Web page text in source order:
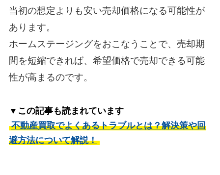
当初の想定よりも安い売却価格になる可能性が
あります。
ホームステージングをおこなうことで、売却期
間を短縮できれば、希望価格で売却できる可能
性が高まるのです。
▼この記事も読まれています
不動産買取でよくあるトラブルとは？解決策や回
避方法について解説！